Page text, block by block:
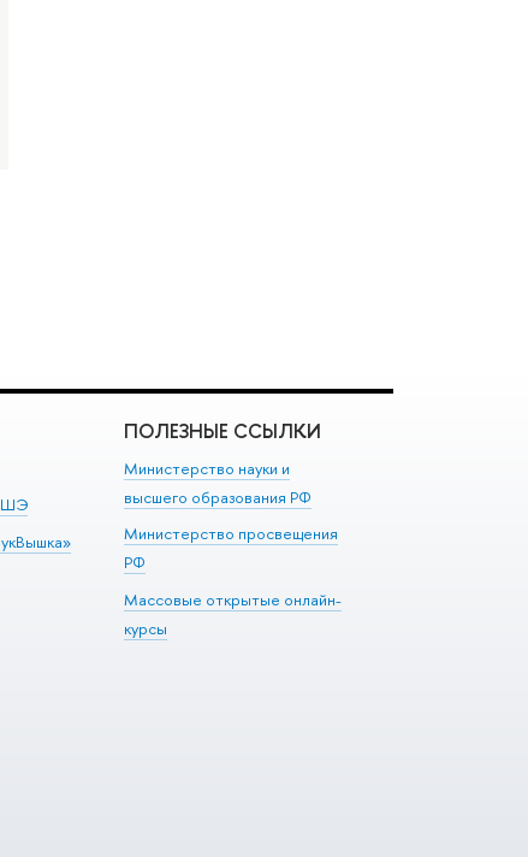
ПОЛЕЗНЫЕ ССЫЛКИ
Министерство науки и
высшего образования РФ
Министерство просвещения
РФ
Массовые открытые онлайн-
курсы